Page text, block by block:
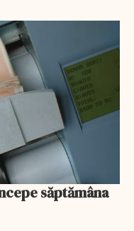
săptămâna